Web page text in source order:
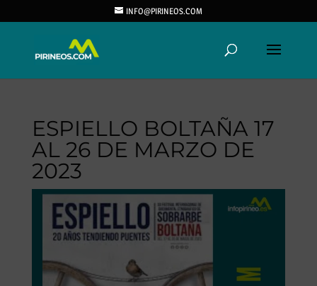
INFO@PIRINEOS.COM
ESPIELLO BOLTAÑA 17
AL 26 DE MARZO DE
2023